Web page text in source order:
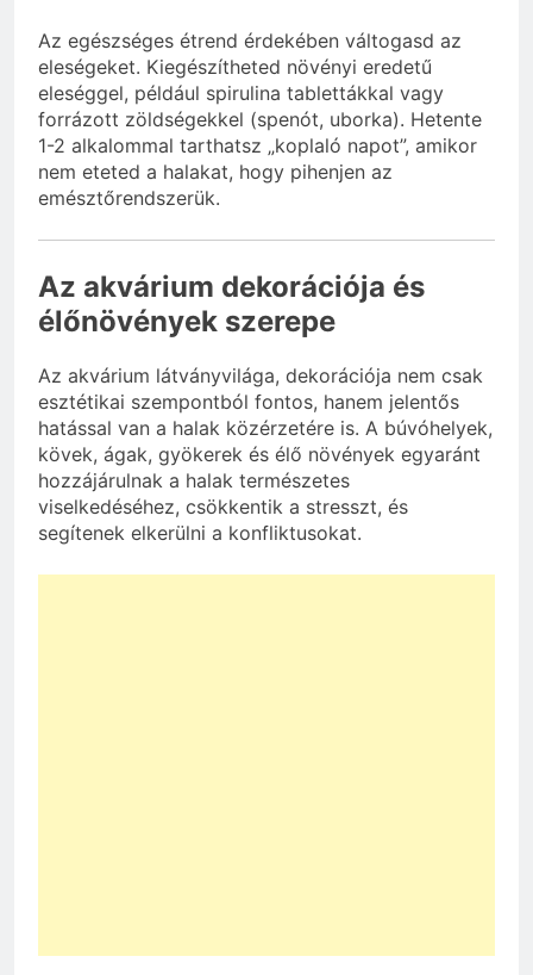
Az egészséges étrend érdekében váltogasd az
eleségeket. Kiegészítheted növényi eredetű
eleséggel, például spirulina tablettákkal vagy
forrázott zöldségekkel (spenót, uborka). Hetente
1-2 alkalommal tarthatsz „koplaló napot”, amikor
nem eteted a halakat, hogy pihenjen az
emésztőrendszerük.
Az akvárium dekorációja és
élőnövények szerepe
Az akvárium látványvilága, dekorációja nem csak
esztétikai szempontból fontos, hanem jelentős
hatással van a halak közérzetére is. A búvóhelyek,
kövek, ágak, gyökerek és élő növények egyaránt
hozzájárulnak a halak természetes
viselkedéséhez, csökkentik a stresszt, és
segítenek elkerülni a konfliktusokat.